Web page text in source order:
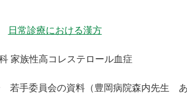
日常診療における漢方
家族性高コレステロール血症
若手委員会の資料（豊岡病院森内先生